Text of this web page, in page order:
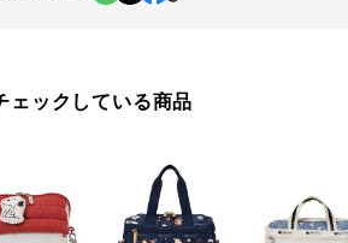
ェックしている商品